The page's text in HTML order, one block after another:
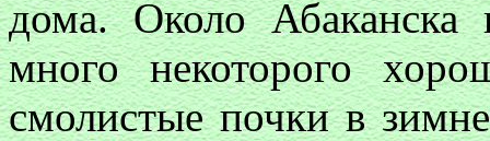
дома. Около Абаканска
много некоторого
смолистые почки в